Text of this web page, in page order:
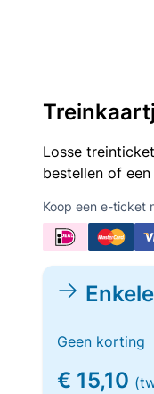
Losse
bestellen of
Koop een e-ticket
Geen korting
€ 15,10